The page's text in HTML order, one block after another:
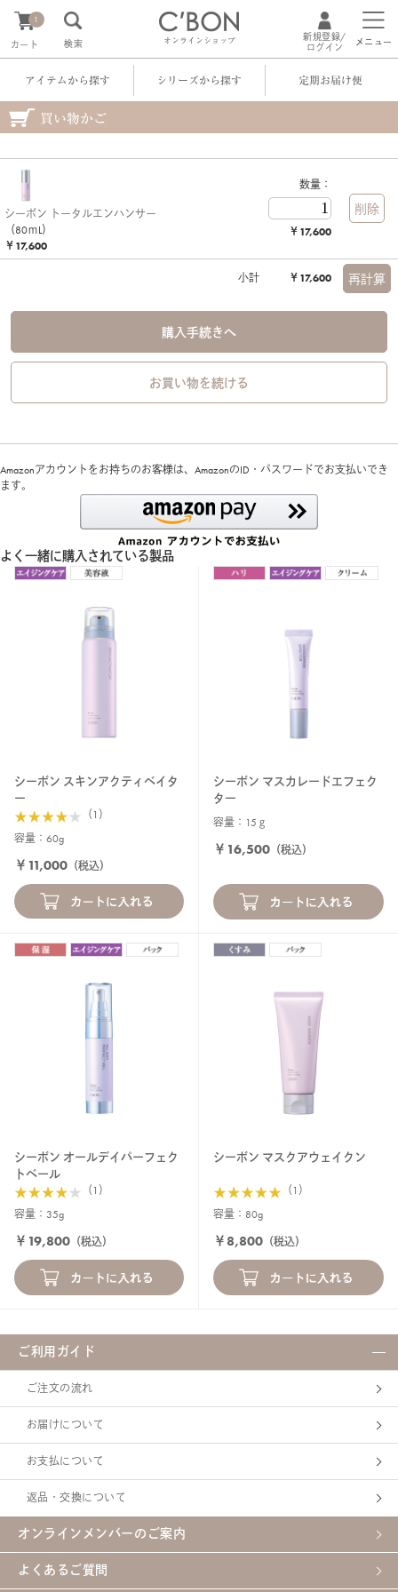
オンラインショップ
カート
1
検索
新規登録/
ログイン
メニュー
アイテムから探す シリーズから探す 定期お届け便
買い物かご
シーボン トータルエンハンサー
（80ｍL）
￥17,600
数量：
￥17,600
小計 ￥17,600
Amazonアカウントをお持ちのお客様は、AmazonのID・パスワードでお支払いでき
ます。
よく一緒に購入されている製品
シーボン スキンアクティベイタ
ー
（1）
容量：60g
￥11,000（税込）
シーボン マスカレードエフェク
ター
容量：15ｇ
￥16,500（税込）
シーボン オールデイパーフェク
トベール
（1）
容量：35g
￥19,800（税込）
シーボン マスクアウェイクン
（1）
容量：80g
￥8,800（税込）
ご利用ガイド
ご注文の流れ
お届けについて
お支払について
返品・交換について
オンラインメンバーのご案内
よくあるご質問